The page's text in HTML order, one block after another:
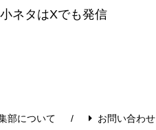
ネタはXでも発信
部について お問い合わせ